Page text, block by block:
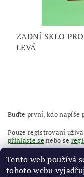
ZADNÍ SKLO
LEVÁ
Buďte první, kdo napíše
Pouze registrovaní
přihlaste se nebo se
Tento web používá
tohoto webu